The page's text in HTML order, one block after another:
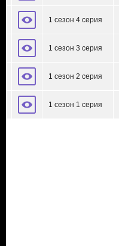
1 сезон 4 серия
1 сезон 3 серия
1 сезон 2 серия
1 сезон 1 серия